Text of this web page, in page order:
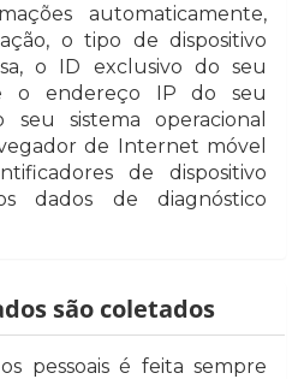
automaticamente,
o tipo de dispositivo
o ID exclusivo do seu
o endereço IP do seu
seu sistema operacional
de Internet móvel
de dispositivo
dados de diagnóstico
são coletados
pessoais é feita sempre